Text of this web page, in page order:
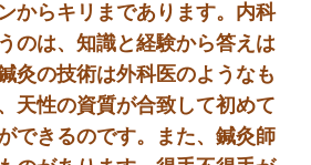
からキリまであります。内科
のは、知識と経験から答えは
灸の技術は外科医のようなも
天性の資質が合致して初めて
できるのです。また、鍼灸師